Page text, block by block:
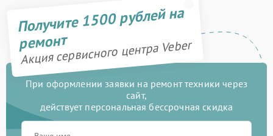
Получите 1500 рублей на
ремонт
Акция сервисного центра Veber
При оформлении заявки на ремонт техники через
сайт,
действует персональная бессрочная скидка